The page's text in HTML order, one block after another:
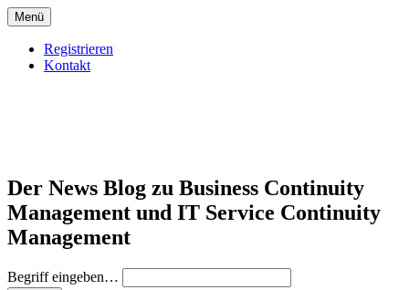
Menü
Registrieren
Kontakt
Der News Blog zu Business Continuity
Management und IT Service Continuity
Management
Begriff eingeben…